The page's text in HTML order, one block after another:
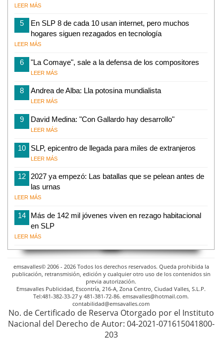
LEER MÁS
5
En SLP 8 de cada 10 usan internet, pero muchos
hogares siguen rezagados en tecnología
LEER MÁS
6 "La Comaye", sale a la defensa de los compositores
LEER MÁS
8 Andrea de Alba: Lla potosina mundialista
LEER MÁS
9 David Medina: "Con Gallardo hay desarrollo"
LEER MÁS
10 SLP, epicentro de llegada para miles de extranjeros
LEER MÁS
12
2027 ya empezó: Las batallas que se pelean antes de
las urnas
LEER MÁS
14
Más de 142 mil jóvenes viven en rezago habitacional
en SLP
LEER MÁS
emsavalles© 2006 - 2026 Todos los derechos reservados. Queda prohibida la
publicación, retransmisión, edición y cualquier otro uso de los contenidos sin
previa autorización.
Emsavalles Publicidad, Escontría, 216-A, Zona Centro, Ciudad Valles, S.L.P.
Tel:481-382-33-27 y 481-381-72-86. emsavalles@hotmail.com.
contabilidad@emsavalles.com
No. de Certificado de Reserva Otorgado por el Instituto
Nacional del Derecho de Autor: 04-2021-071615041800-
203